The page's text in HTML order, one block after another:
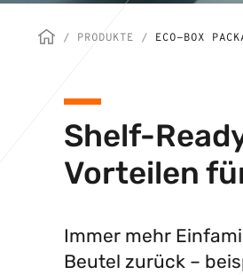
/ PRODUKTE / ECO-BOX
Shelf-
Vorteilen
Immer mehr
Beutel zurück –